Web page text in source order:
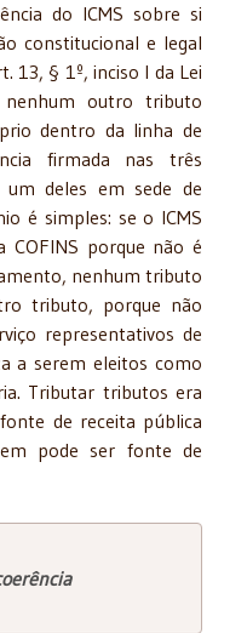
do ICMS sobre si
constitucional e legal
13, § 1º, inciso I da Lei
outro tributo
dentro da linha de
firmada nas três
um deles em sede de
é simples: se o ICMS
porque não é
nenhum tributo
tributo, porque não
representativos de
a serem eleitos como
Tributar tributos era
de receita pública
pode ser fonte de